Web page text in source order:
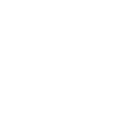
der Sie